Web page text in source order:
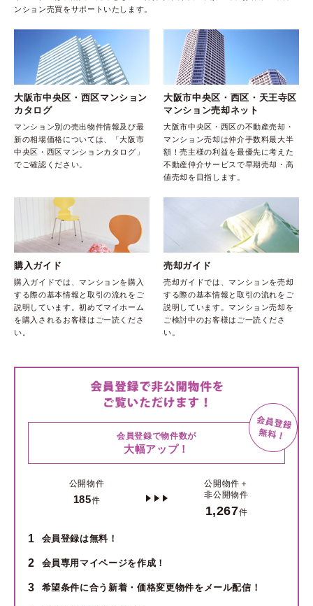
ンション売買をサポートいたします。
大阪市中央区・西区マンション
カタログ
マンション別の売出物件情報及び最
新の相場価格については、「大阪市
中央区・西区マンションカタログ」
でご確認ください。
大阪市中央区・西区・天王寺区
マンション売却ネット
大阪市中央区・西区の不動産売却・
マンション売却は仲介手数料最大半
額！売主様の利益を最優先に考えた
不動産仲介サービスで早期売却・高
値売却を目指します。
購入ガイド
購入ガイドでは、マンションを購入
する際の基本情報と取引の流れをご
説明しています。初めてマイホーム
を購入されるお客様はご一読くださ
い。
売却ガイド
売却ガイドでは、マンションを売却
する際の基本情報と取引の流れをご
説明しています。マンション売却を
ご検討中のお客様はご一読くださ
い。
会員登録で物件数が
大幅アップ！
公開物件
185件
公開物件＋
非公開物件
1,267件
1 会員登録は無料！
2 会員専用マイページを作成！
3 希望条件に合う新着・価格変更物件をメール配信！